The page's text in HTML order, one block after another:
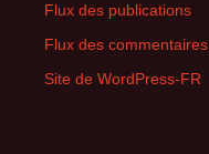
Flux des publications
Flux des commentaires
Site de WordPress-FR